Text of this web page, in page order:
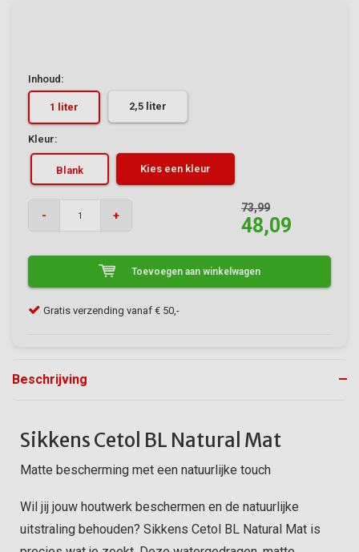
Inhoud:
1 liter 2,5 liter
Kleur:
Blank Kies een kleur
- +
73,99
48,09
Toevoegen aan winkelwagen
Klanten geven VerfonlineXL een 9/10
Beschrijving
Sikkens Cetol BL Natural Mat
Matte bescherming met een natuurlijke touch
Wil jij jouw houtwerk beschermen en de natuurlijke
uitstraling behouden? Sikkens Cetol BL Natural Mat is